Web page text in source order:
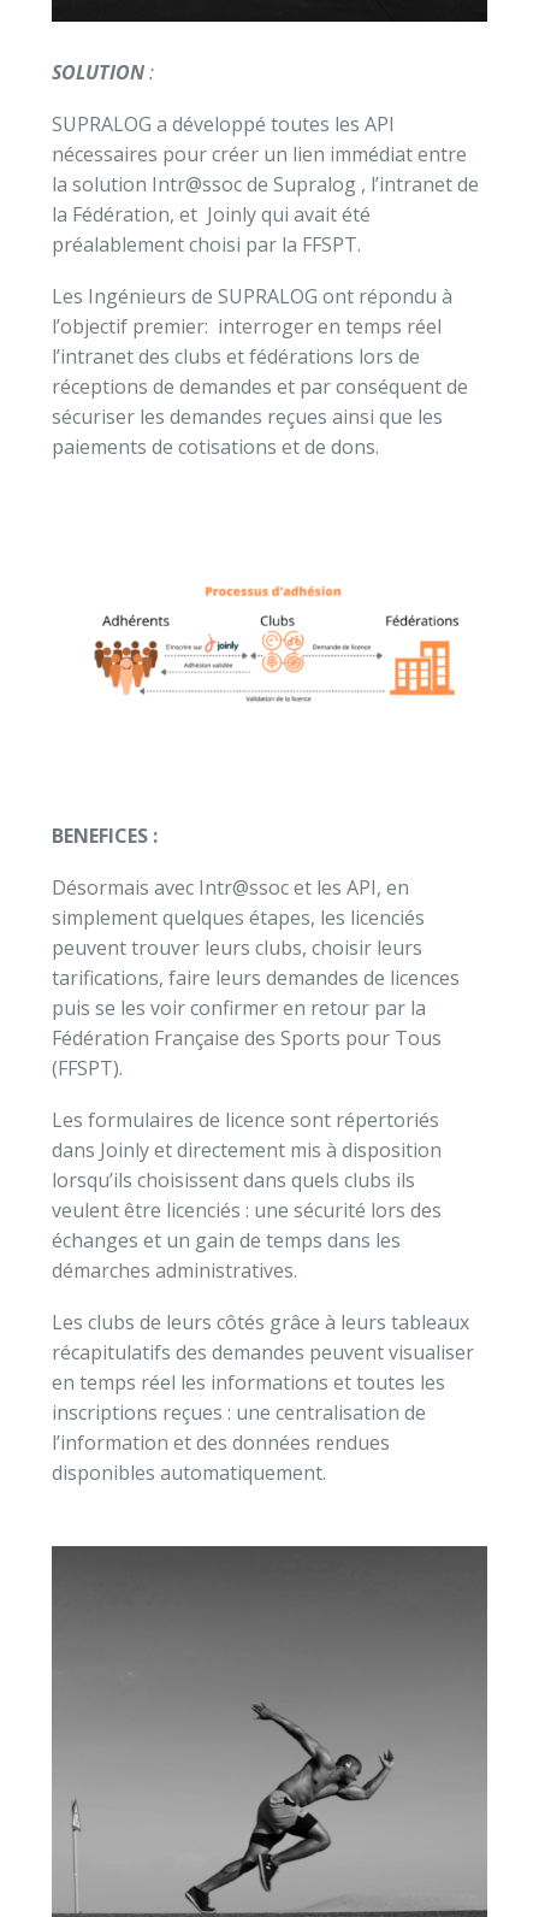
SOLUTION:
SUPRALOG a développé toutes les API
nécessaires pour créer un lien immédiat entre
la solution Intr@ssoc de Supralog , l’intranet de
la Fédération, et Joinly qui avait été
préalablement choisi par la FFSPT.
Les Ingénieurs de SUPRALOG ont répondu à
l’objectif premier: interroger en temps réel
l’intranet des clubs et fédérations lors de
réceptions de demandes et par conséquent de
sécuriser les demandes reçues ainsi que les
paiements de cotisations et de dons.
BENEFICES :
Désormais avec Intr@ssoc et les API, en
simplement quelques étapes, les licenciés
peuvent trouver leurs clubs, choisir leurs
tarifications, faire leurs demandes de licences
puis se les voir confirmer en retour par la
Fédération Française des Sports pour Tous
(FFSPT).
Les formulaires de licence sont répertoriés
dans Joinly et directement mis à disposition
lorsqu’ils choisissent dans quels clubs ils
veulent être licenciés : une sécurité lors des
échanges et un gain de temps dans les
démarches administratives.
Les clubs de leurs côtés grâce à leurs tableaux
récapitulatifs des demandes peuvent visualiser
en temps réel les informations et toutes les
inscriptions reçues : une centralisation de
l’information et des données rendues
disponibles automatiquement.